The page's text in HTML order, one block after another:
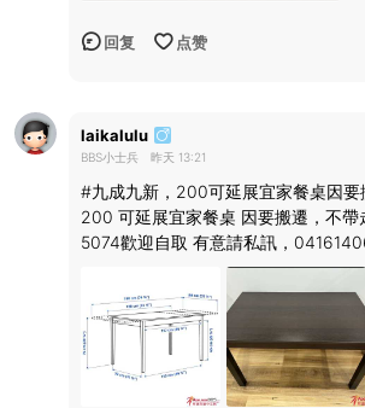
回复 点赞
laikalulu
BBS小士兵 昨天 13:21
#九成九新，200可延展宜家餐桌因
200 可延展宜家餐桌 因要搬遷，不帶
5074歡迎自取 有意請私訊，